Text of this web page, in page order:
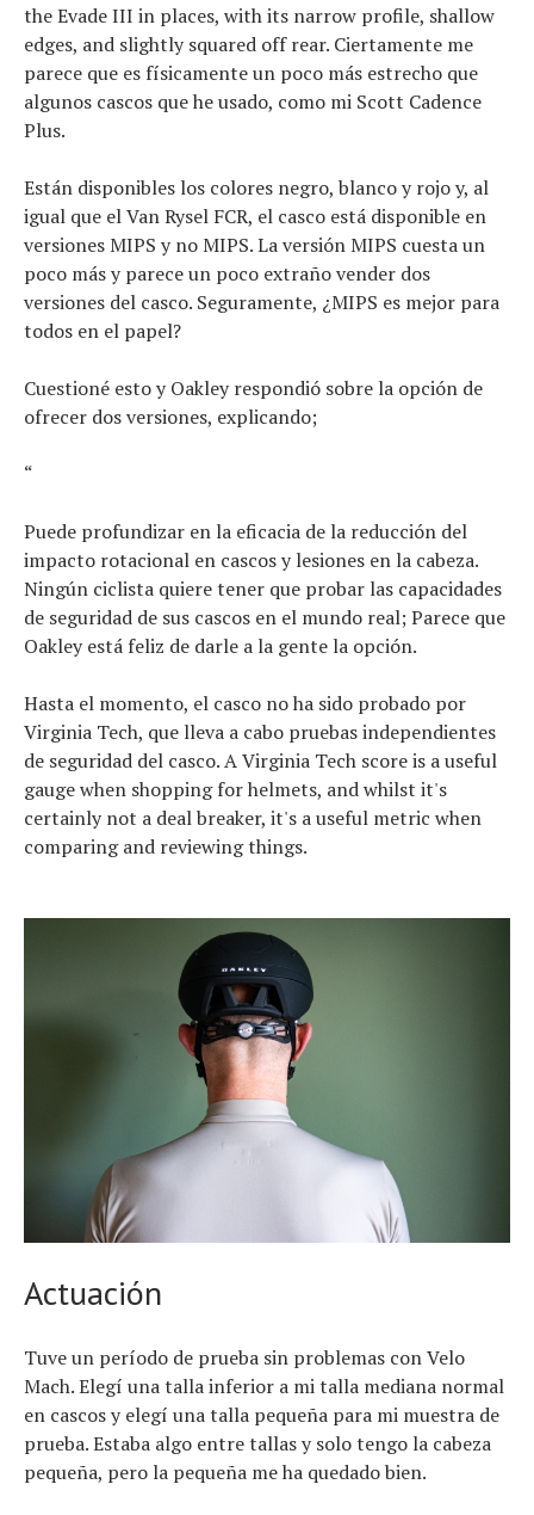
the Evade III in places, with its narrow profile, shallow
edges, and slightly squared off rear. Ciertamente me
parece que es físicamente un poco más estrecho que
algunos cascos que he usado, como mi Scott Cadence
Plus.
Están disponibles los colores negro, blanco y rojo y, al
igual que el Van Rysel FCR, el casco está disponible en
versiones MIPS y no MIPS. La versión MIPS cuesta un
poco más y parece un poco extraño vender dos
versiones del casco. Seguramente, ¿MIPS es mejor para
todos en el papel?
Cuestioné esto y Oakley respondió sobre la opción de
ofrecer dos versiones, explicando;
“
Puede profundizar en la eficacia de la reducción del
impacto rotacional en cascos y lesiones en la cabeza.
Ningún ciclista quiere tener que probar las capacidades
de seguridad de sus cascos en el mundo real; Parece que
Oakley está feliz de darle a la gente la opción.
Hasta el momento, el casco no ha sido probado por
Virginia Tech, que lleva a cabo pruebas independientes
de seguridad del casco. A Virginia Tech score is a useful
gauge when shopping for helmets, and whilst it's
certainly not a deal breaker, it's a useful metric when
comparing and reviewing things.
Actuación
Tuve un período de prueba sin problemas con Velo
Mach. Elegí una talla inferior a mi talla mediana normal
en cascos y elegí una talla pequeña para mi muestra de
prueba. Estaba algo entre tallas y solo tengo la cabeza
pequeña, pero la pequeña me ha quedado bien.